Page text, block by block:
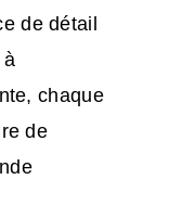
de détail
à
chaque
de